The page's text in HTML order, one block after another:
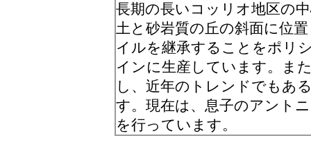
長期の長いコッリオ地区の
土と砂岩質の丘の斜面に位
イルを継承することをポリ
インに生産しています。ま
し、近年のトレンドでもあ
す。現在は、息子のアント
を行っています。